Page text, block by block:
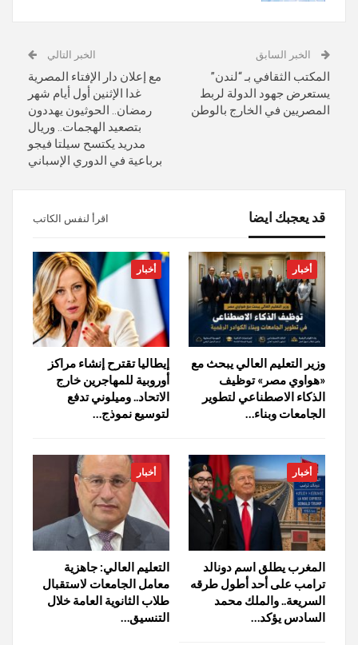
الخبر السابق
المكتب الثقافي بـ “لندن”
يستعرض جهود الدولة لربط
المصريين في الخارج بالوطن
الخبر التالي
مع إعلان دار الإفتاء المصرية
غدا الإثنين أول أيام شهر
رمضان.. الحوثيون يهددون
بتصعيد الهجمات.. وريال
مدريد يكتسح سيلتا فيجو
برباعية في الدوري الإسباني
قد يعجبك ايضا اقرأ لنفس الكاتب
أخبار
وزير التعليم العالي يبحث مع
«هواوي مصر» توظيف
الذكاء الاصطناعي لتطوير
الجامعات وبناء…
أخبار
إيطاليا تقترح إنشاء مراكز
أوروبية للمهاجرين خارج
الاتحاد.. وميلوني تدفع
لتوسيع نموذج…
أخبار
المغرب يطلق اسم دونالد
ترامب على أحد أطول طرقه
السريعة.. والملك محمد
السادس يؤكد…
أخبار
التعليم العالي: جاهزية
معامل الجامعات لاستقبال
طلاب الثانوية العامة خلال
التنسيق…